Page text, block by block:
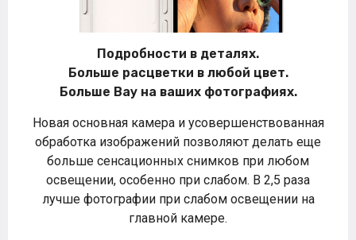
Подробности в деталях.
Больше расцветки в любой цвет.
Больше Вау на ваших фотографиях.
Новая основная камера и усовершенствованная
обработка изображений позволяют делать еще
больше сенсационных снимков при любом
освещении, особенно при слабом. В 2,5 раза
лучше фотографии при слабом освещении на
главной камере.